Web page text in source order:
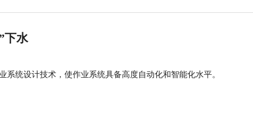
下水
统设计技术，使作业系统具备高度自动化和智能化水平。